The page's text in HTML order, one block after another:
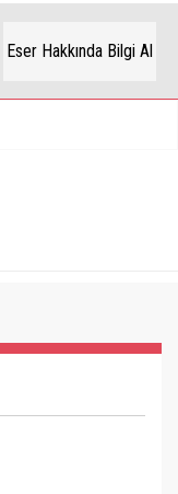
Eser Hakkında Bilgi Al